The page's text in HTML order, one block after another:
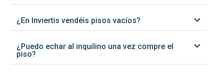
¿En Inviertis vendéis pisos vacíos?
¿Puedo echar al inquilino una vez compre el
piso?